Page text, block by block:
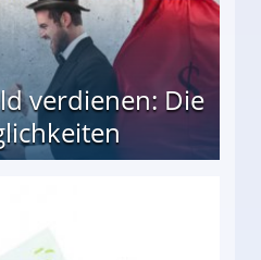
verdienen: Die